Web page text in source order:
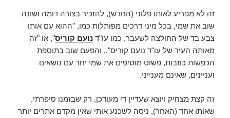
זה לא מפריע לאותו פלוני (החדש), להזכיר בצורה דומה ושונה
שוב את שמי, בכל מיני דרכים מפותלות כמו, "ההוא עם אותו
צבע בד של החולצה לשעבר, כמו עו"ד נועם קוריס", או "זה
מאותה העיר של עו"ד נועם קוריס"., והפעם שוב בתוספת
הכפשות כוזבות, פשוט מוסיפים את שמי יחד עם נושאים
ועניינים, שאינם מענייני.
זה קצת מצחיק ויוצא שעדיין די מעודכן, רק שבזמנו סיפרתי,
שאותו אחד (האחר), ניסה לשכנע אותי שאין מקדם אתרים יותר